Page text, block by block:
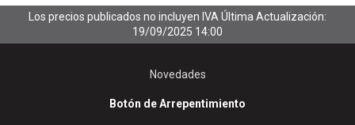
Los precios publicados no incluyen IVA Última Actualización:
19/09/2025 14:00
Novedades
Botón de Arrepentimiento